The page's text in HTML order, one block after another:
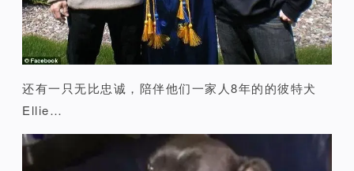
还有一只无比忠诚，陪伴他们一家人8年的的彼特犬
Ellie…